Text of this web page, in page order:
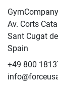
Av. Corts
Sant Cugat
Spain
+49 800